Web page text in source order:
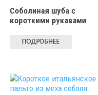
Соболиная шуба с
короткими рукавами
ПОДРОБНЕЕ